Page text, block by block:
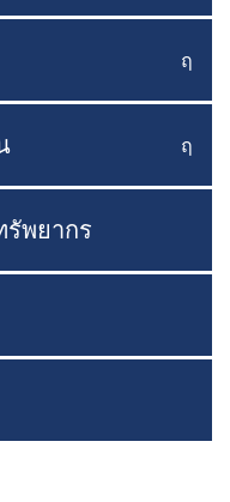
สลับ
ฤ
สลับ
ฤ
พยากร